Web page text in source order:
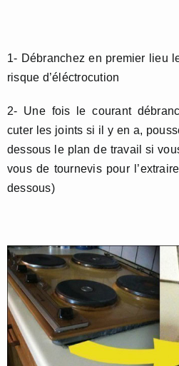
1- Débranchez en premier lieu
risque d’éléctrocution
2- Une fois le courant
cuter les joints si il y en a,
dessous le plan de travail si
vous de tournevis pour
dessous)